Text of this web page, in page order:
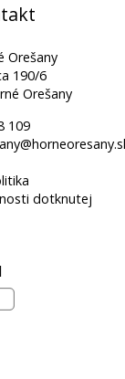
Orešany
190/6
Orešany
109
dotknutej